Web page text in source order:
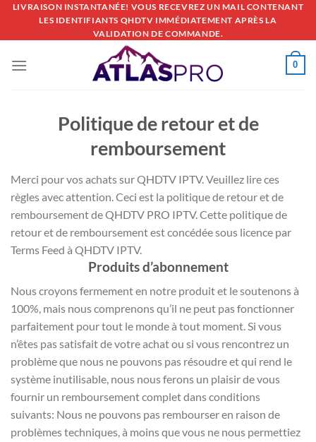
Passer
contenu
LIVRAISON INSTANTANÉE! VOUS RECEVREZ UN MAIL CONTENANT
LES IDENTIFIANTS QHDTV IMMÉDIATEMENT APRÈS LA
VALIDATION DE COMMANDE.
0
Politique de retour et de
remboursement
Merci pour vos achats sur QHDTV IPTV. Veuillez lire ces
règles avec attention. Ceci est la politique de retour et de
remboursement de QHDTV PRO IPTV. Cette politique de
retour et de remboursement est concédée sous licence par
Terms Feed à QHDTV IPTV.
Produits d’abonnement
Nous croyons fermement en notre produit et le soutenons à
100%, mais nous comprenons qu’il ne peut pas fonctionner
parfaitement pour tout le monde à tout moment. Si vous
n’êtes pas satisfait de votre achat ou si vous rencontrez un
problème que nous ne pouvons pas résoudre et qui rend le
système inutilisable, nous nous ferons un plaisir de vous
fournir un remboursement complet dans conditions
suivants: Nous ne pouvons pas rembourser en raison de
problèmes techniques, à moins que vous ne nous permettiez